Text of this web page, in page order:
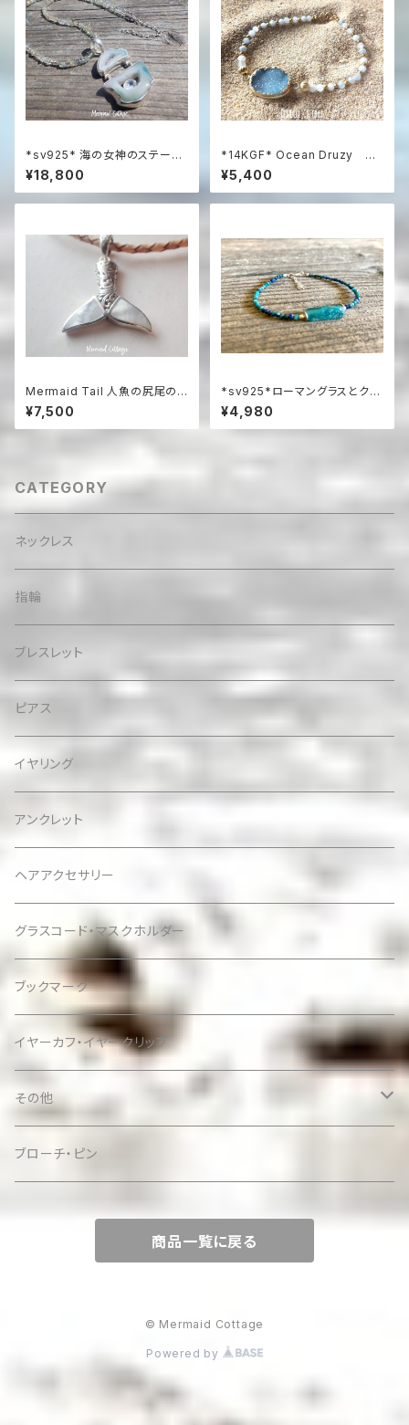
*sv925* 海の女神のステート
メントネックレス Lagoon Dr
uzy with Blue Topaz アクア
マリンネックレス☆
¥18,800
*14KGF* Ocean Druzy ア
クアマリン ビーチブレスレット
¥5,400
Mermaid Tail 人魚の尻尾の
革紐ハワイアンネックレス マザ
ーオブパール＆シルバー925
¥7,500
*sv925*ローマングラスとクリ
ソコラの海色ブレスレット
¥4,980
CATEGORY
ネックレス
指輪
ブレスレット
ピアス
イヤリング
アンクレット
ヘアアクセサリー
グラスコード・マスクホルダー
ブックマーク
イヤーカフ・イヤークリップ
その他
ケース
ブローチ・ピン
商品一覧に戻る
© Mermaid Cottage
Powered by